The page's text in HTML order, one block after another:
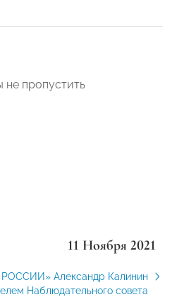
не пропустить
11 Ноября 2021
Александр Калинин
Наблюдательного совета